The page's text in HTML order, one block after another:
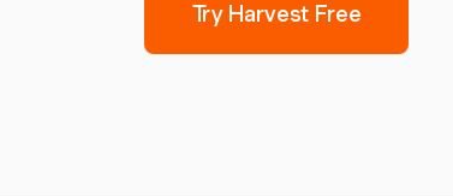
Try Harvest Free